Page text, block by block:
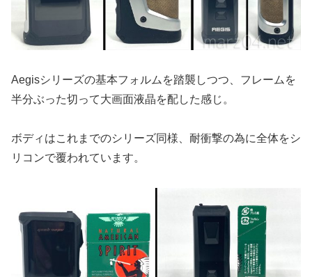
Aegisシリーズの基本フォルムを踏襲しつつ、フレームを
半分ぶった切って大画面液晶を配した感じ。
ボディはこれまでのシリーズ同様、耐衝撃の為に全体をシ
リコンで覆われています。